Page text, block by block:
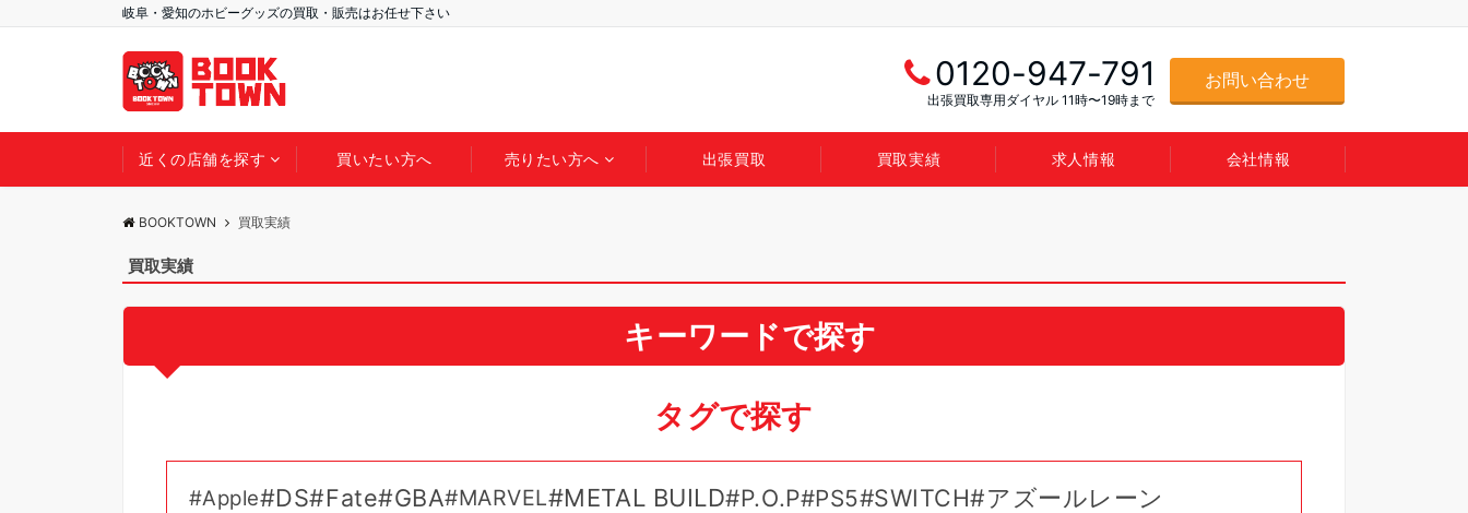
岐阜・愛知のホビーグッズの買取・販売はお任せ下さい
0120-947-791
出張買取専用ダイヤル 11時〜19時まで
お問い合わせ
近くの店舗を探す 買いたい方へ 売りたい方へ 出張買取 買取実績 求人情報 会社情報
BOOKTOWN 買取実績
買取実績
キーワードで探す
タグで探す
Apple DS Fate GBA MARVEL METAL BUILD P.O.P PS5 SWITCH アズールレーン